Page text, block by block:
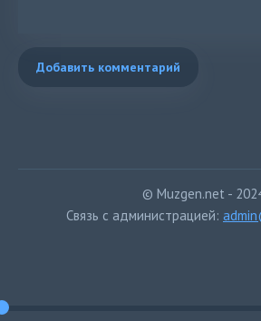
Добавить комментарий
© Muzgen.net -
Связь с администрацией: